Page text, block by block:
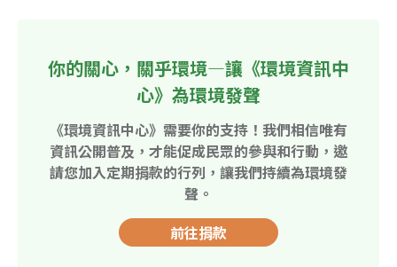
你的關心，關乎環境—讓《環境資訊中
心》為環境發聲
《環境資訊中心》需要你的支持！我們相信唯有
資訊公開普及，才能促成民眾的參與和行動，邀
請您加入定期捐款的行列，讓我們持續為環境發
聲。
前往捐款